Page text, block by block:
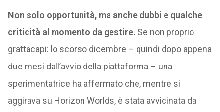
Non solo opportunità, ma anche dubbi e qualche
criticità al momento da gestire. Se non proprio
grattacapi: lo scorso dicembre – quindi dopo appena
due mesi dall’avvio della piattaforma – una
sperimentatrice ha affermato che, mentre si
aggirava su Horizon Worlds, è stata avvicinata da